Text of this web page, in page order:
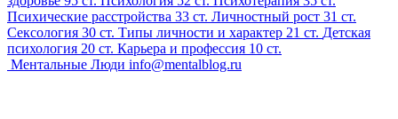
Психические расстройства 33 ст. Личностный рост 31 ст.
Сексология 30 ст. Типы личности и характер 21 ст. Детская
психология 20 ст. Карьера и профессия 10 ст.
Ментальные Люди info@mentalblog.ru